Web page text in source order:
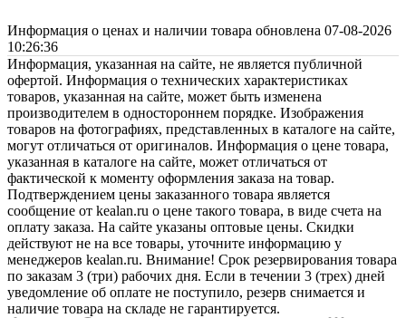
Информация о ценах и наличии товара обновлена 07-08-2026
10:26:36
Информация, указанная на сайте, не является публичной
офертой. Информация о технических характеристиках
товаров, указанная на сайте, может быть изменена
производителем в одностороннем порядке. Изображения
товаров на фотографиях, представленных в каталоге на сайте,
могут отличаться от оригиналов. Информация о цене товара,
указанная в каталоге на сайте, может отличаться от
фактической к моменту оформления заказа на товар.
Подтверждением цены заказанного товара является
сообщение от kealan.ru о цене такого товара, в виде счета на
оплату заказа. На сайте указаны оптовые цены. Скидки
действуют не на все товары, уточните информацию у
менеджеров kealan.ru. Внимание! Срок резервирования товара
по заказам 3 (три) рабочих дня. Если в течении 3 (трех) дней
уведомление об оплате не поступило, резерв снимается и
наличие товара на складе не гарантируется.